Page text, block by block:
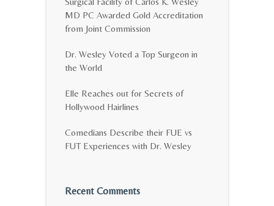
MD PC Awarded Gold Accreditation
from Joint Commission
Dr. Wesley Voted a Top Surgeon in
the World
Elle Reaches out for Secrets of
Hollywood Hairlines
Comedians Describe their FUE vs
FUT Experiences with Dr. Wesley
Recent Comments